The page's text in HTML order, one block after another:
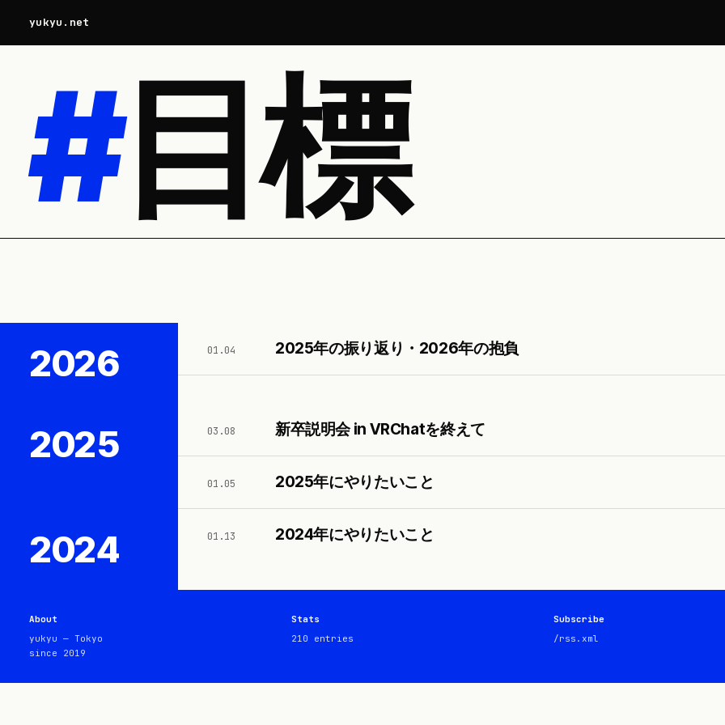
yukyu.net
#目標
2026 01.04 2025年の振り返り・2026年の抱負
2025 03.08 新卒説明会 in VRChatを終えて
01.05 2025年にやりたいこと
2024 01.13 2024年にやりたいこと
About
yukyu — Tokyo
since 2019
Stats
210 entries
Subscribe
/rss.xml